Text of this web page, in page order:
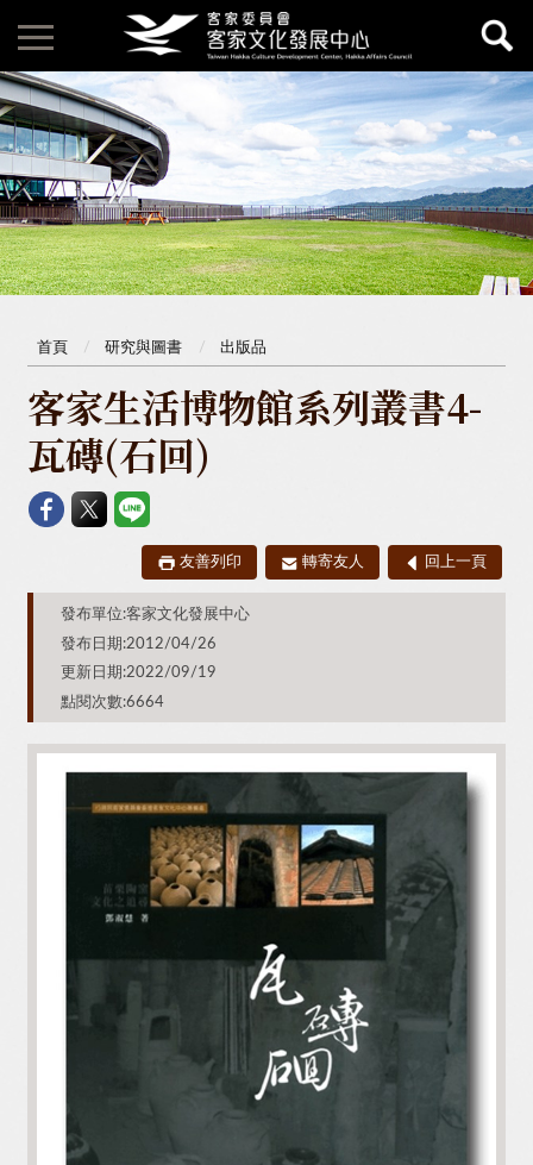
首頁 研究與圖書 出版品
客家生活博物館系列叢書4-
瓦磚(石回)
友善列印 轉寄友人 回上一頁
發布單位:客家文化發展中心
發布日期:2012/04/26
更新日期:2022/09/19
點閱次數:6664